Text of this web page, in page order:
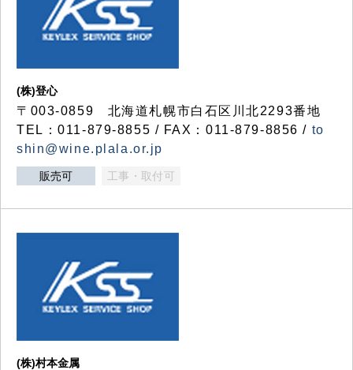
(株)登心
〒003-0859 北海道札幌市白石区川北2293番地
TEL：011-879-8855 / FAX：011-879-8856 / to
shin@wine.plala.or.jp
販売可 工事・取付可
(株)村本金属